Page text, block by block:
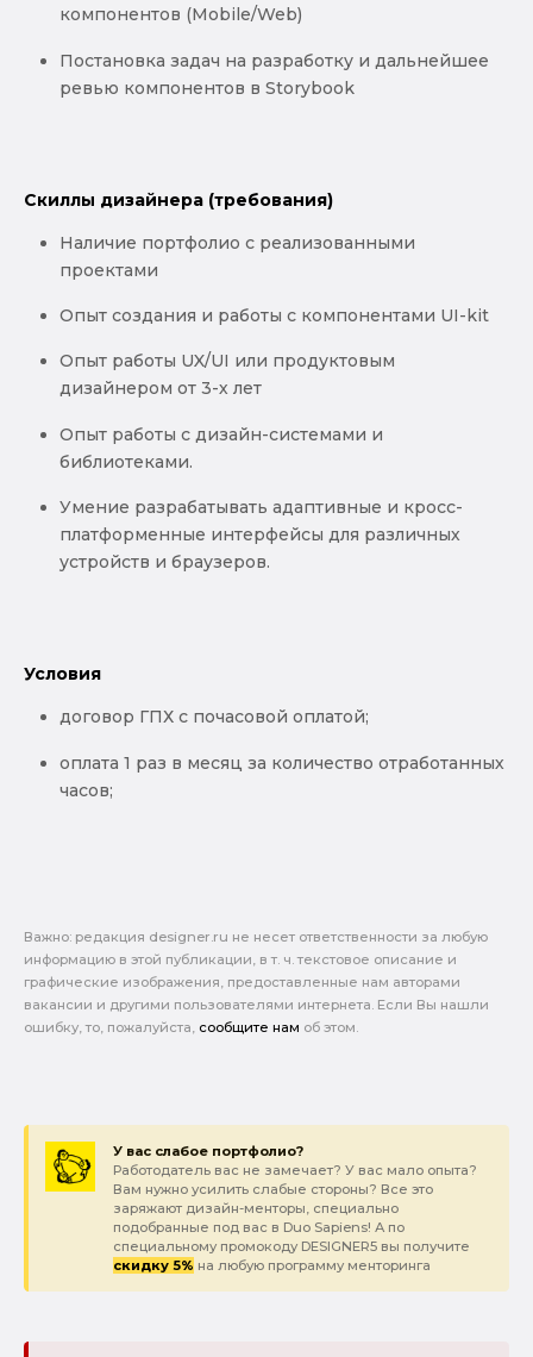
компонентов (Mobile/Web)
Постановка задач на разработку и дальнейшее
ревью компонентов в Storybook
Скиллы дизайнера (требования)
Наличие портфолио с реализованными
проектами
Опыт создания и работы с компонентами UI-kit
Опыт работы UX/UI или продуктовым
дизайнером от 3-х лет
Опыт работы с дизайн-системами и
библиотеками.
Умение разрабатывать адаптивные и кросс-
платформенные интерфейсы для различных
устройств и браузеров.
Условия
договор ГПХ с почасовой оплатой;
оплата 1 раз в месяц за количество отработанных
часов;
Важно: pедакция designer.ru не несет ответственности за любую
информацию в этой публикации, в т. ч. текстовое описание и
графические изображения, предоставленные нам авторами
вакансии и другими пользователями интернета. Если Вы нашли
ошибку, то, пожалуйста, сообщите нам об этом.
У вас слабое портфолио?
Работодатель вас не замечает? У вас мало опыта?
Вам нужно усилить слабые стороны? Все это
заряжают дизайн-менторы, специально
подобранные под вас в Duo Sapiens! А по
специальному промокоду DESIGNER5 вы получите
скидку 5% на любую программу менторинга